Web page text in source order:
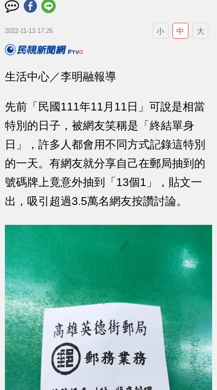
2022-11-13 17:26 小 中 大
生活中心／李明融報導
先前「民國111年11月11日」可說是相當
特別的日子，被網友笑稱是「終結單身
日」，許多人都會用不同方式記錄這特別
的一天。有網友就分享自己在郵局抽到的
號碼牌上竟意外抽到「13個1」，貼文一
出，吸引超過3.5萬名網友按讚討論。